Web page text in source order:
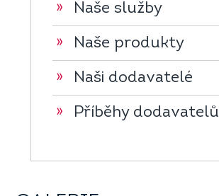
» Naše služby
» Naše produkty
» Naši dodavatelé
» Příběhy dodavatelů